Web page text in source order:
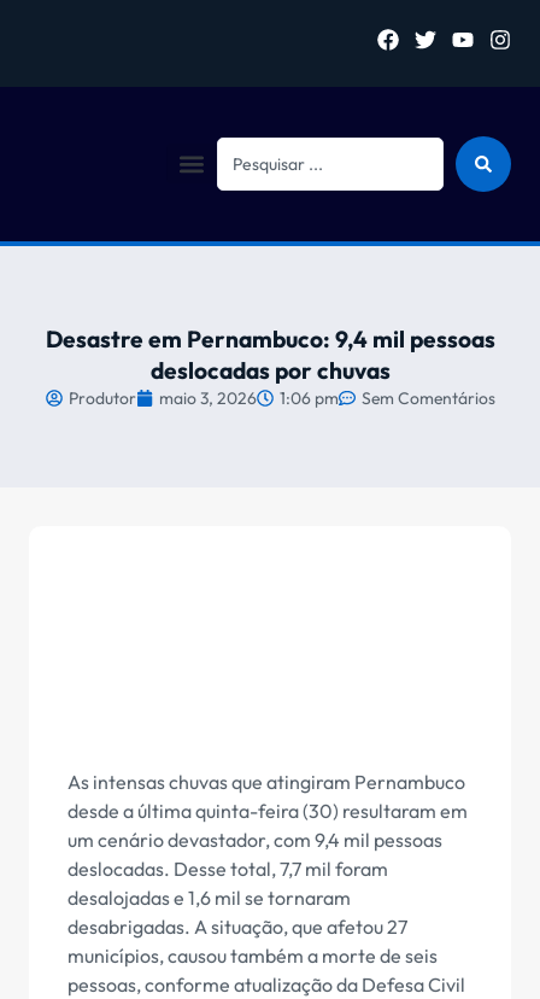
Desastre em Pernambuco: 9,4 mil pessoas
deslocadas por chuvas
Produtor maio 3, 2026 1:06 pm Sem Comentários
As intensas chuvas que atingiram Pernambuco
desde a última quinta-feira (30) resultaram em
um cenário devastador, com 9,4 mil pessoas
deslocadas. Desse total, 7,7 mil foram
desalojadas e 1,6 mil se tornaram
desabrigadas. A situação, que afetou 27
municípios, causou também a morte de seis
pessoas, conforme atualização da Defesa Civil